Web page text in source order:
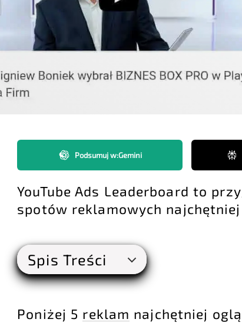
Podsumuj w:Gemini
YouTube Ads Leaderboard to
spotów reklamowych
Spis Treści
Poniżej 5 reklam najchętniej